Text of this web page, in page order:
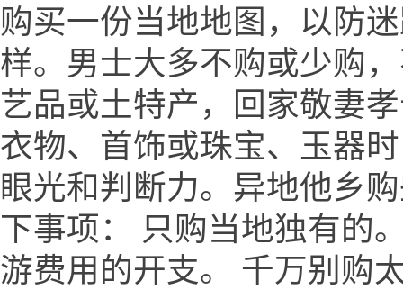
购买一份当地地图，以防
样。男士大多不购或少购
艺品或土特产，回家敬妻
衣物、首饰或珠宝、玉器
眼光和判断力。异地他乡
下事项： 只购当地独有的
游费用的开支。 千万别购